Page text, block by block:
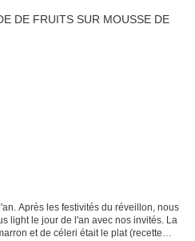
Après les festivités du réveillon, nous
light le jour de l'an avec nos invités. La
et de céleri était le plat (recette